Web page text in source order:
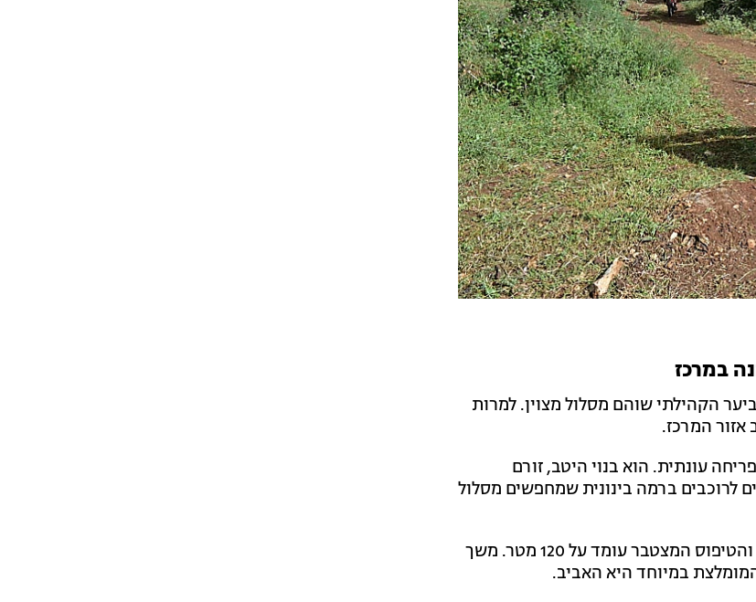
הקהילתי שוהם מסלול מצוין. למרות
אזור המרכז.
עונתית. הוא בנוי היטב, זורם
לרוכבים ברמה בינונית שמחפשים מסלול
אורך המסלול הוא 9.5 ק"מ, רמת הרכיבה בינונית, והטיפוס המצטבר עומד על 120 מטר. משך
במיוחד היא האביב.